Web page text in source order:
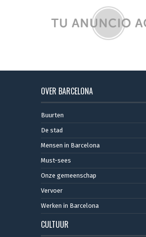
OVER BARCELONA
Buurten
De stad
Mensen in Barcelona
Must-sees
Onze gemeenschap
Vervoer
Werken in Barcelona
CULTUUR